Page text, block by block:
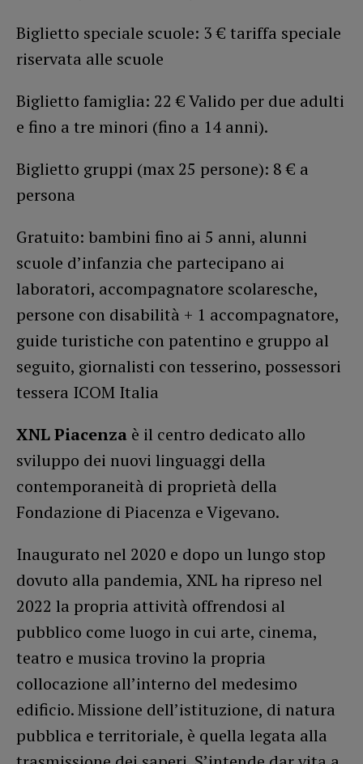
Biglietto speciale scuole: 3 € tariffa speciale
riservata alle scuole
Biglietto famiglia: 22 € Valido per due adulti
e fino a tre minori (fino a 14 anni).
Biglietto gruppi (max 25 persone): 8 € a
persona
Gratuito: bambini fino ai 5 anni, alunni
scuole d’infanzia che partecipano ai
laboratori, accompagnatore scolaresche,
persone con disabilità + 1 accompagnatore,
guide turistiche con patentino e gruppo al
seguito, giornalisti con tesserino, possessori
tessera ICOM Italia
XNL Piacenza è il centro dedicato allo
sviluppo dei nuovi linguaggi della
contemporaneità di proprietà della
Fondazione di Piacenza e Vigevano.
Inaugurato nel 2020 e dopo un lungo stop
dovuto alla pandemia, XNL ha ripreso nel
2022 la propria attività offrendosi al
pubblico come luogo in cui arte, cinema,
teatro e musica trovino la propria
collocazione all’interno del medesimo
edificio. Missione dell’istituzione, di natura
pubblica e territoriale, è quella legata alla